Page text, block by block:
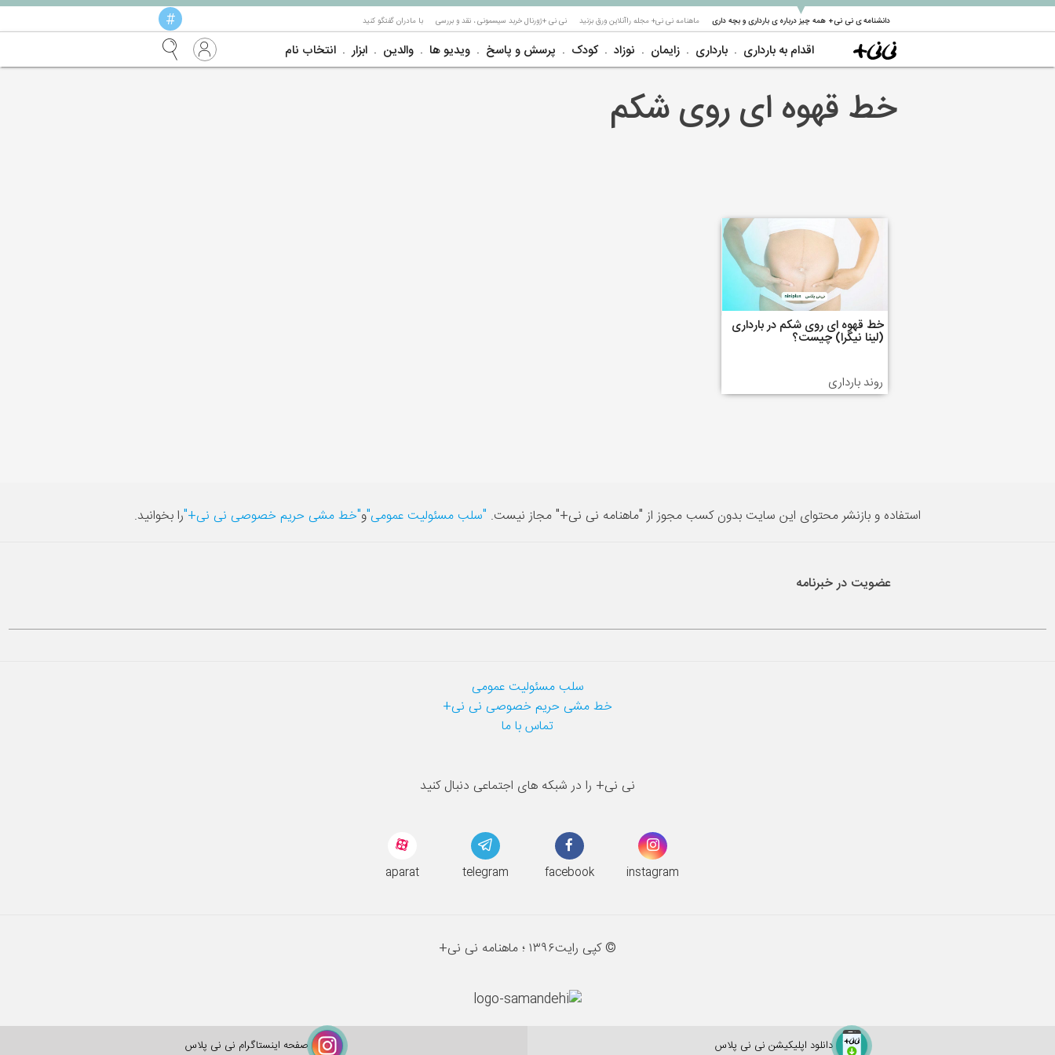
دانشنامه ی نی نی+ همه چیز درباره ی بارداری و بچه داری
▼ ماهنامه نی نی+ مجله راآنلاین ورق بزنید نی نی +ژورنال خربد سیسمونی ، نقد و بررسی با مادران گفتگو کنید #
اقدام به بارداری بارداری زایمان نوزاد کودک پرسش و پاسخ ویدیو ها والدین ابزار انتخاب نام
خط قهوه ای روی شکم
خط قهوه ای روی شکم در بارداری
(لینا نیگرا) چیست؟
روند بارداری
استفاده و بازنشر محتوای این سایت بدون کسب مجوز از "ماهنامه نی نی+" مجاز نیست. "سلب مسئولیت عمومی"و"خط مشی حریم خصوصی نی نی+"را بخوانید.
عضویت در خبرنامه
سلب مسئولیت عمومی
خط مشی حریم خصوصی نی نی+
تماس با ما
نی نی+ را در شبکه های اجتماعی دنبال کنید
aparat telegram facebook instagram
© کپی رایت۱۳۹۶ ؛ ماهنامه نی نی+
دانلود اپلیکیشن نی نی پلاس صفحه اینستاگرام نی نی پلاس